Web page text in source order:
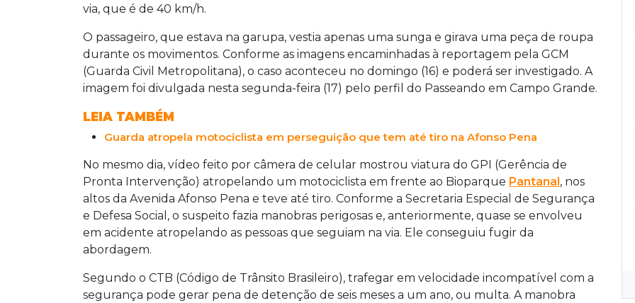
via, que é de 40 km/h.
O passageiro, que estava na garupa, vestia apenas uma sunga e girava uma peça de roupa
durante os movimentos. Conforme as imagens encaminhadas à reportagem pela GCM
(Guarda Civil Metropolitana), o caso aconteceu no domingo (16) e poderá ser investigado. A
imagem foi divulgada nesta segunda-feira (17) pelo perfil do Passeando em Campo Grande.
LEIA TAMBÉM
Guarda atropela motociclista em perseguição que tem até tiro na Afonso Pena
No mesmo dia, vídeo feito por câmera de celular mostrou viatura do GPI (Gerência de
Pronta Intervenção) atropelando um motociclista em frente ao Bioparque Pantanal , nos
altos da Avenida Afonso Pena e teve até tiro. Conforme a Secretaria Especial de Segurança
e Defesa Social, o suspeito fazia manobras perigosas e, anteriormente, quase se envolveu
em acidente atropelando as pessoas que seguiam na via. Ele conseguiu fugir da
abordagem.
Segundo o CTB (Código de Trânsito Brasileiro), trafegar em velocidade incompatível com a
segurança pode gerar pena de detenção de seis meses a um ano, ou multa. A manobra